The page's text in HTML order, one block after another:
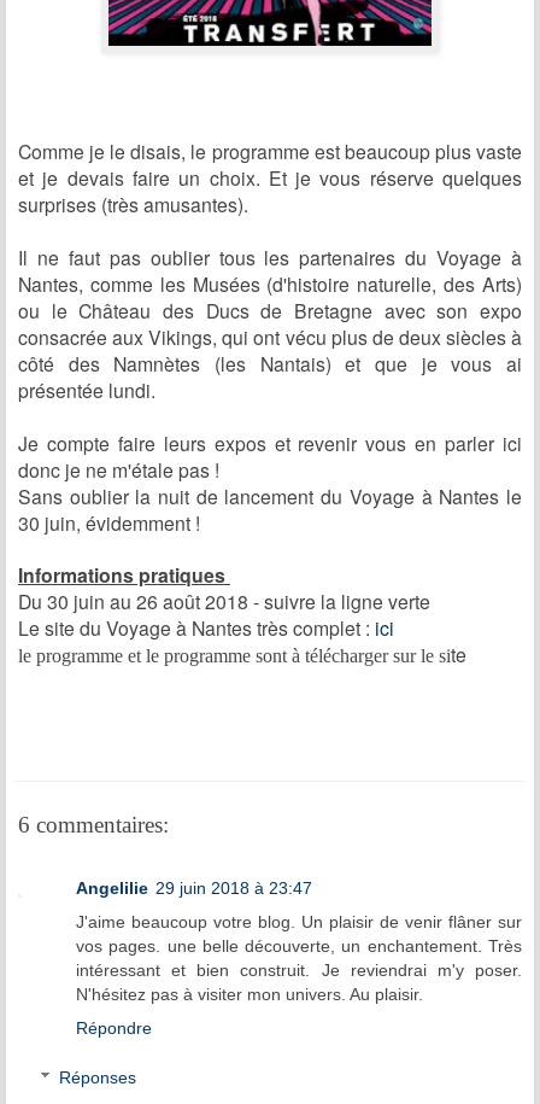
Comme je le disais, le programme est beaucoup plus vaste
et je devais faire un choix. Et je vous réserve quelques
surprises (très amusantes).
Il ne faut pas oublier tous les partenaires du Voyage à
Nantes, comme les Musées (d'histoire naturelle, des Arts)
ou le Château des Ducs de Bretagne avec son expo
consacrée aux Vikings, qui ont vécu plus de deux siècles à
côté des Namnètes (les Nantais) et que je vous ai
présentée lundi.
Je compte faire leurs expos et revenir vous en parler ici
donc je ne m'étale pas !
Sans oublier la nuit de lancement du Voyage à Nantes le
30 juin, évidemment !
Informations pratiques
Du 30 juin au 26 août 2018 - suivre la ligne verte
Le site du Voyage à Nantes très complet : ici
le programme et le programme sont à télécharger sur le site
6 commentaires:
Angelilie 29 juin 2018 à 23:47
J'aime beaucoup votre blog. Un plaisir de venir flâner sur
vos pages. une belle découverte, un enchantement. Très
intéressant et bien construit. Je reviendrai m'y poser.
N'hésitez pas à visiter mon univers. Au plaisir.
Répondre
Réponses